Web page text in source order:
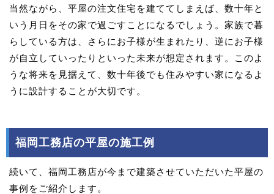
当然ながら、平屋の注文住宅を建ててしまえば、数十年と
いう月日をその家で過ごすことになるでしょう。家族で暮
らしている方は、さらにお子様が生まれたり、逆にお子様
が自立していったりといった未来が想定されます。このよ
うな将来を見据えて、数十年後でも住みやすい家になるよ
うに設計することが大切です。
福岡工務店の平屋の施工例
続いて、福岡工務店が今まで建築させていただいた平屋の
事例をご紹介します。